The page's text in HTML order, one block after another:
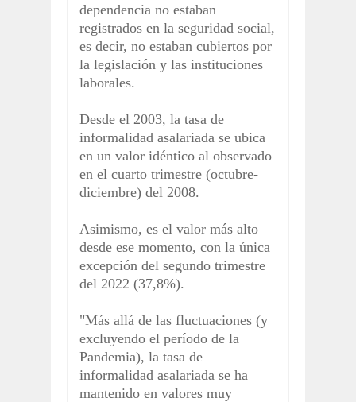
dependencia no estaban
registrados en la seguridad social,
es decir, no estaban cubiertos por
la legislación y las instituciones
laborales.
Desde el 2003, la tasa de
informalidad asalariada se ubica
en un valor idéntico al observado
en el cuarto trimestre (octubre-
diciembre) del 2008.
Asimismo, es el valor más alto
desde ese momento, con la única
excepción del segundo trimestre
del 2022 (37,8%).
"Más allá de las fluctuaciones (y
excluyendo el período de la
Pandemia), la tasa de
informalidad asalariada se ha
mantenido en valores muy